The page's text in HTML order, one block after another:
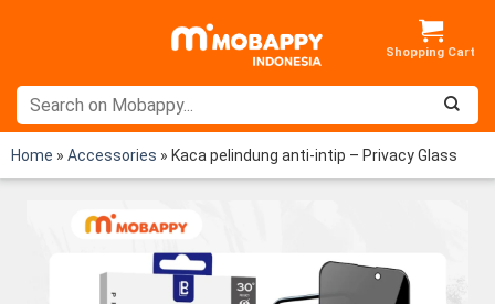
Home » Accessories » Kaca pelindung anti-intip – Privacy Glass